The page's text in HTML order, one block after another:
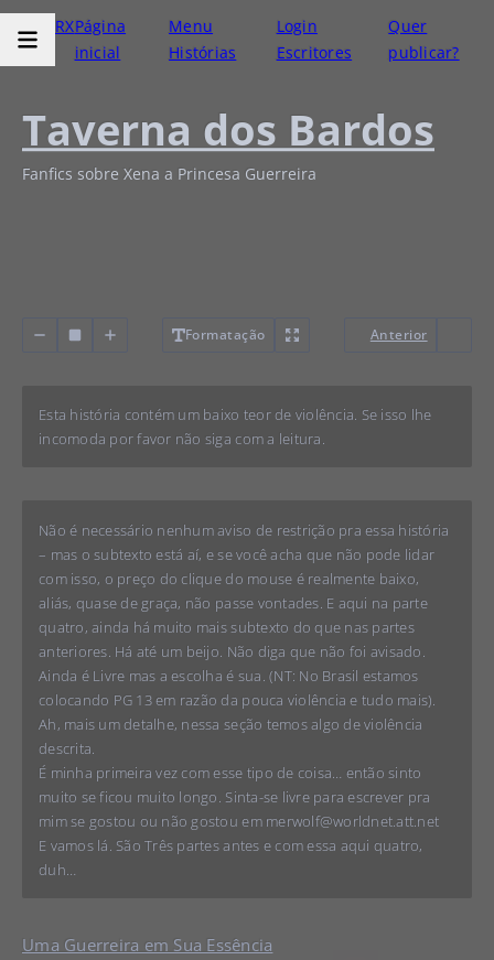
RXPágina
inicial
Menu
Histórias
Login
Escritores
Quer
publicar?
Taverna dos Bardos
Fanfics sobre Xena a Princesa Guerreira
Formatação Anterior
Esta história contém um baixo teor de violência. Se isso lhe
incomoda por favor não siga com a leitura.
Não é necessário nenhum aviso de restrição pra essa história
– mas o subtexto está aí, e se você acha que não pode lidar
com isso, o preço do clique do mouse é realmente baixo,
aliás, quase de graça, não passe vontades. E aqui na parte
quatro, ainda há muito mais subtexto do que nas partes
anteriores. Há até um beijo. Não diga que não foi avisado.
Ainda é Livre mas a escolha é sua. (NT: No Brasil estamos
colocando PG 13 em razão da pouca violência e tudo mais).
Ah, mais um detalhe, nessa seção temos algo de violência
descrita.
É minha primeira vez com esse tipo de coisa… então sinto
muito se ficou muito longo. Sinta-se livre para escrever pra
mim se gostou ou não gostou em merwolf@worldnet.att.net
E vamos lá. São Três partes antes e com essa aqui quatro,
duh…
Uma Guerreira em Sua Essência